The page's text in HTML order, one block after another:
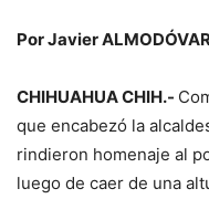
Por Javier ALMODÓVAR
CHIHUAHUA CHIH.-
que encabezó la
rindieron homenaje al
luego de caer de una